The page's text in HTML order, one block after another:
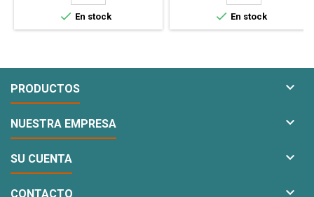
 En stock  En stock
PRODUCTOS 
NUESTRA EMPRESA 
SU CUENTA 
CONTACTO 